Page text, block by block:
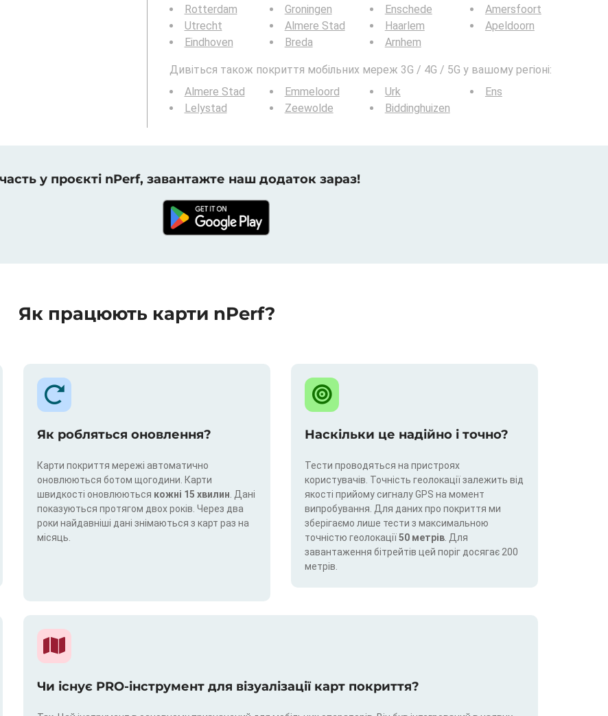
Rotterdam
Utrecht
Eindhoven
Groningen
Almere Stad
Breda
Enschede
Haarlem
Arnhem
Amersfoort
Apeldoorn
Дивіться також покриття мобільних мереж 3G / 4G / 5G у вашому регіоні:
Almere Stad
Lelystad
Emmeloord
Zeewolde
Urk
Biddinghuizen
Ens
у проєкті nPerf, завантажте наш додаток зараз!
Як працюють карти nPerf?
Як робляться оновлення?
Карти покриття мережі автоматично
оновлюються ботом щогодини. Карти
швидкості оновлюються кожні 15 хвилин . Дані
показуються протягом двох років. Через два
роки найдавніші дані знімаються з карт раз на
місяць.
Наскільки це надійно і точно?
Тести проводяться на пристроях
користувачів. Точність геолокації залежить від
якості прийому сигналу GPS на момент
випробування. Для даних про покриття ми
зберігаємо лише тести з максимальною
точністю геолокації50 метрів . Для
завантаження бітрейтів цей поріг досягає 200
метрів.
Чи існує PRO-інструмент для візуалізації карт покриття?